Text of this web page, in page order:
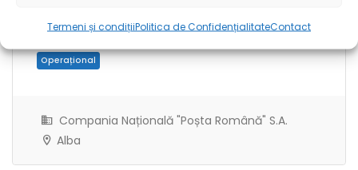
Termeni și condițiiPolitica de ConfidențialitateContact
(P7285945)
Compania Națională "Poșta Română" S.A.
Alba